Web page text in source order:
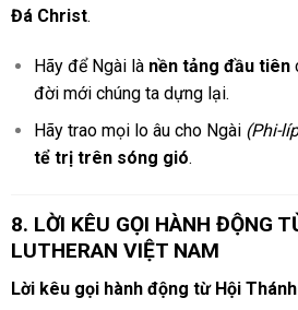
Đá Christ.
Hãy để Ngài là nền tảng đầu tiên
đời mới chúng ta dựng lại.
Hãy trao mọi lo âu cho Ngài (Phi-
tể trị trên sóng gió.
8. LỜI KÊU GỌI HÀNH ĐỘNG
LUTHERAN VIỆT NAM
Lời kêu gọi hành động từ Hội